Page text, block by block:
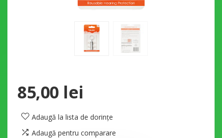
85,00 lei
Adaugă la lista de dorințe
Adaugă pentru comparare